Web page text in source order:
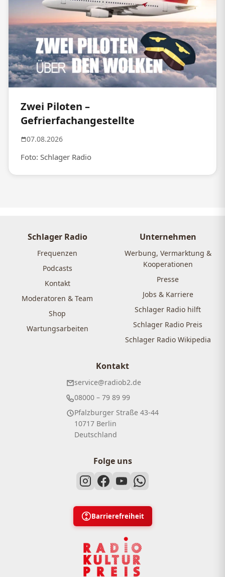
Zwei Piloten –
Gefrierfachangestellte
07.08.2026
Foto: Schlager Radio
Schlager Radio
Frequenzen
Podcasts
Kontakt
Moderatoren & Team
Shop
Wartungsarbeiten
Unternehmen
Werbung, Vermarktung &
Kooperationen
Presse
Jobs & Karriere
Schlager Radio hilft
Schlager Radio Preis
Schlager Radio Wikipedia
Kontakt
service@radiob2.de
08000 – 79 89 99
Pfalzburger Straße 43-44
10717 Berlin
Deutschland
Folge uns
Barrierefreiheit